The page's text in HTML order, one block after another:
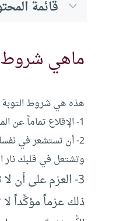
قائمة
ماهي شروط
هذه هي شروط
1- الإقلاع تماماً عن المعاصي والذنوب التي كنت ترتكبها.
2- أن تستشعر في
وتشتعل في قلبك
3- العزم على أن
ذلك عزماً مؤكِّداً